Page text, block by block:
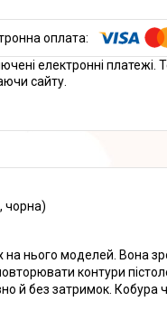
електронні
сайту.
чорна)
нього моделей. Вона
контури
й без затримок.